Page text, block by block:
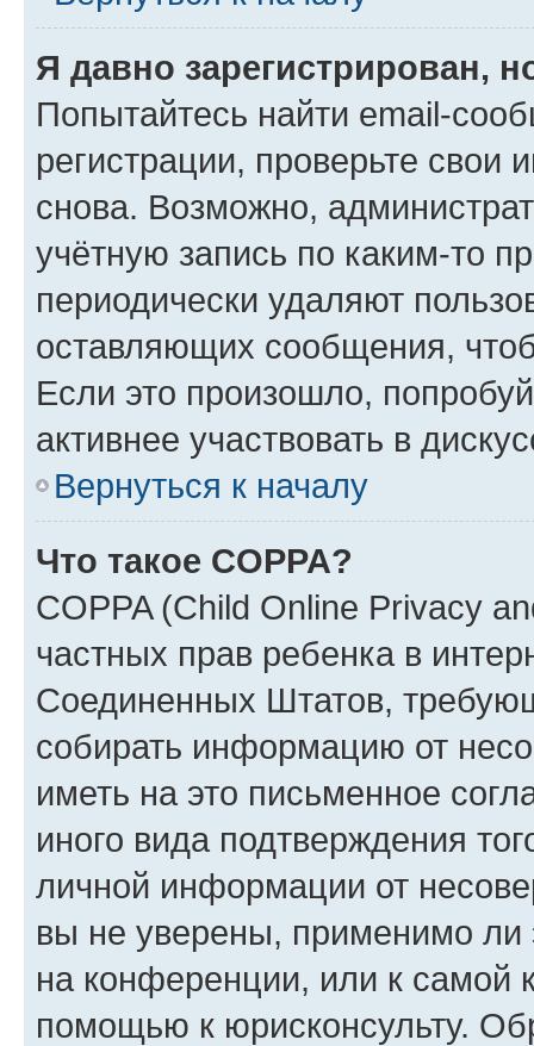
Я давно зарегистрирован,
Попытайтесь найти email-
регистрации, проверьте свои
снова. Возможно,
учётную запись по каким-то
периодически удаляют
оставляющих сообщения,
Если это произошло,
активнее участвовать в
Вернуться к началу
Что такое COPPA?
COPPA (Child Online Privacy
частных прав ребенка в
Соединенных Штатов,
собирать информацию от
иметь на это письменное
иного вида подтверждения
личной информации от
вы не уверены, применимо ли
на конференции, или к самой
помощью к юрисконсульту.